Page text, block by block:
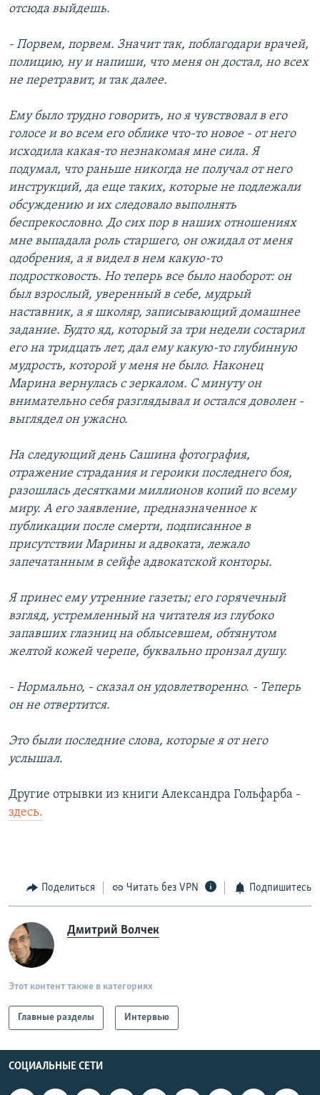
отсюда выйдешь.
- Порвем, порвем. Значит так, поблагодари врачей,
полицию, ну и напиши, что меня он достал, но всех
не перетравит, и так далее.
Ему было трудно говорить, но я чувствовал в его
голосе и во всем его облике что-то новое - от него
исходила какая-то незнакомая мне сила. Я
подумал, что раньше никогда не получал от него
инструкций, да еще таких, которые не подлежали
обсуждению и их следовало выполнять
беспрекословно. До сих пор в наших отношениях
мне выпадала роль старшего, он ожидал от меня
одобрения, а я видел в нем какую-то
подростковость. Но теперь все было наоборот: он
был взрослый, уверенный в себе, мудрый
наставник, а я школяр, записывающий домашнее
задание. Будто яд, который за три недели состарил
его на тридцать лет, дал ему какую-то глубинную
мудрость, которой у меня не было. Наконец
Марина вернулась с зеркалом. С минуту он
внимательно себя разглядывал и остался доволен -
выглядел он ужасно.
На следующий день Сашина фотография,
отражение страдания и героики последнего боя,
разошлась десятками миллионов копий по всему
миру. А его заявление, предназначенное к
публикации после смерти, подписанное в
присутствии Марины и адвоката, лежало
запечатанным в сейфе адвокатской конторы.
Я принес ему утренние газеты; его горячечный
взгляд, устремленный на читателя из глубоко
запавших глазниц на облысевшем, обтянутом
желтой кожей черепе, буквально пронзал душу.
- Нормально, - сказал он удовлетворенно. - Теперь
он не отвертится.
Это были последние слова, которые я от него
услышал.
Другие отрывки из книги Александра Гольфарба -
здесь.
Поделиться Читать без VPN Подпишитесь
Дмитрий Волчек
Этот контент также в категориях
Главные разделы Интервью
СОЦИАЛЬНЫЕ СЕТИ